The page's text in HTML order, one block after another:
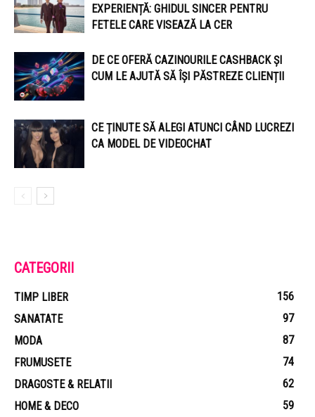
EXPERIENȚĂ: GHIDUL SINCER PENTRU
FETELE CARE VISEAZĂ LA CER
DE CE OFERĂ CAZINOURILE CASHBACK ȘI
CUM LE AJUTĂ SĂ ÎȘI PĂSTREZE CLIENȚII
CE ȚINUTE SĂ ALEGI ATUNCI CÂND LUCREZI
CA MODEL DE VIDEOCHAT
CATEGORII
TIMP LIBER
156
SANATATE
97
MODA
87
FRUMUSETE
74
DRAGOSTE & RELATII
62
HOME & DECO
59